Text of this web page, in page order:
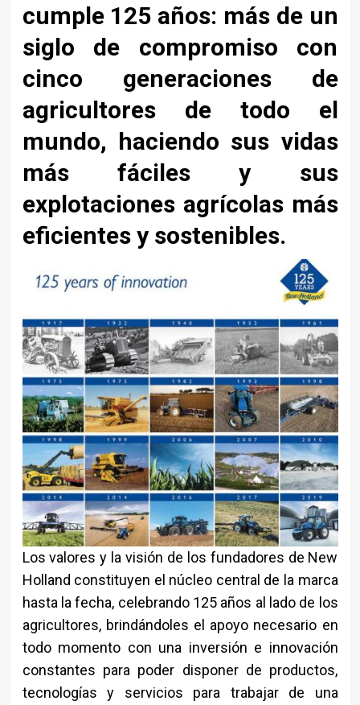
cumple 125 años: más de un
siglo de compromiso con
cinco generaciones de
agricultores de todo el
mundo, haciendo sus vidas
más fáciles y sus
explotaciones agrícolas más
eficientes y sostenibles.
Los valores y la visión de los fundadores de New
Holland constituyen el núcleo central de la marca
hasta la fecha, celebrando 125 años al lado de los
agricultores, brindándoles el apoyo necesario en
todo momento con una inversión e innovación
constantes para poder disponer de productos,
tecnologías y servicios para trabajar de una